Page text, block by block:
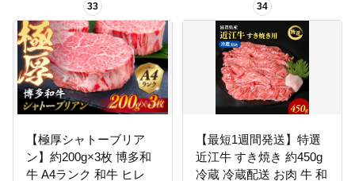
33
【極厚シャトーブリア
ン】約200g×3枚 博多和
牛 A4ランク 和牛 ヒレ
34
【最短1週間発送】特選
近江牛 すき焼き 約450g
冷蔵 冷蔵配送 お肉 牛 和